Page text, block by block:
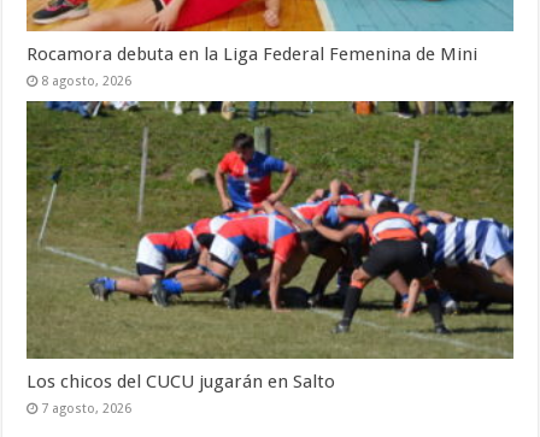
Rocamora debuta en la Liga Federal Femenina de Mini
8 agosto, 2026
Los chicos del CUCU jugarán en Salto
7 agosto, 2026